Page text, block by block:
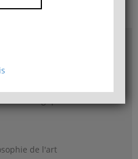
Library
de l'art